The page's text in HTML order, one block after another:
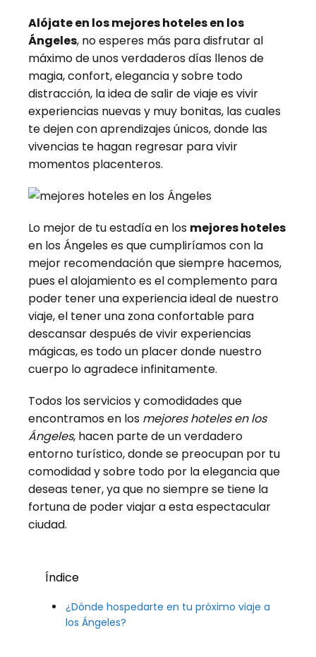
Alójate en los mejores hoteles en los
Ángeles, no esperes más para disfrutar al
máximo de unos verdaderos días llenos de
magia, confort, elegancia y sobre todo
distracción, la idea de salir de viaje es vivir
experiencias nuevas y muy bonitas, las cuales
te dejen con aprendizajes únicos, donde las
vivencias te hagan regresar para vivir
momentos placenteros.
Lo mejor de tu estadía en los mejores hoteles
en los Ángeles es que cumpliríamos con la
mejor recomendación que siempre hacemos,
pues el alojamiento es el complemento para
poder tener una experiencia ideal de nuestro
viaje, el tener una zona confortable para
descansar después de vivir experiencias
mágicas, es todo un placer donde nuestro
cuerpo lo agradece infinitamente.
Todos los servicios y comodidades que
encontramos en los mejores hoteles en los
Ángeles, hacen parte de un verdadero
entorno turístico, donde se preocupan por tu
comodidad y sobre todo por la elegancia que
deseas tener, ya que no siempre se tiene la
fortuna de poder viajar a esta espectacular
ciudad.
Índice
¿Dónde hospedarte en tu próximo viaje a
los Ángeles?